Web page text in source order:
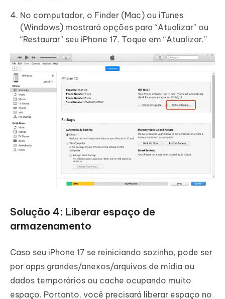
No computador, o Finder (Mac) ou iTunes
(Windows) mostrará opções para “Atualizar” ou
“Restaurar” seu iPhone 17. Toque em “Atualizar.”
Solução 4: Liberar espaço de
armazenamento
Caso seu iPhone 17 se reiniciando sozinho, pode ser
por apps grandes/anexos/arquivos de mídia ou
dados temporários ou cache ocupando muito
espaço. Portanto, você precisará liberar espaço no